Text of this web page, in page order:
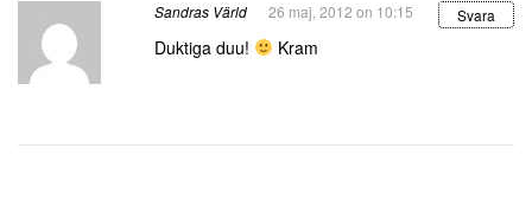
Sandras Värld 26 maj, 2012 on 10:15 Svara
Duktiga duu! Kram